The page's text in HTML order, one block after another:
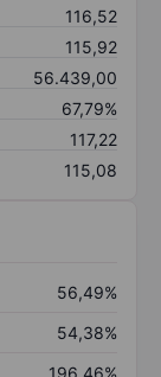
116,52
115,92
56.439,00
67,79%
117,22
115,08
56,49%
54,38%
196,46%